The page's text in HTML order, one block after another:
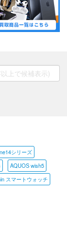
シリーズ
AQUOS wish5
スマートウォッチ